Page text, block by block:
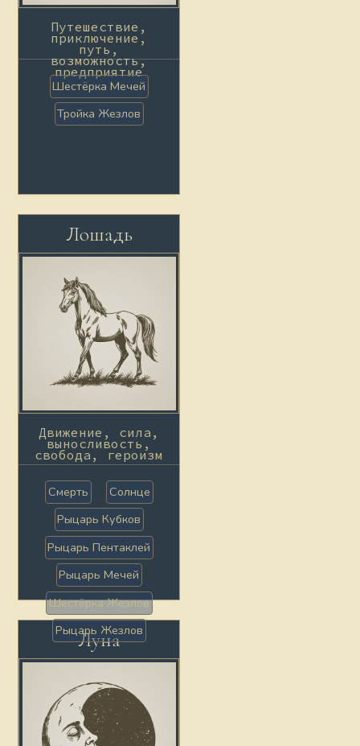
Путешествие,
приключение,
путь,
возможность,
предприятие
Шестёрка Мечей
Тройка Жезлов
Лошадь
Движение, сила,
выносливость,
свобода, героизм
Смерть
Солнце
Рыцарь Кубков
Рыцарь Пентаклей
Рыцарь Мечей
Шестёрка Жезлов
Рыцарь Жезлов
Луна